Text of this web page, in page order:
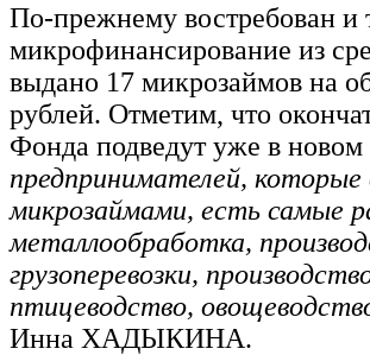
По-прежнему востребован и
микрофинансирование из
выдано 17 микрозаймов на
рублей. Отметим, что
Фонда подведут уже в новом
предпринимателей, которые
микрозаймами, есть самые
металлообработка,
грузоперевозки,
птицеводство,
Инна ХАДЫКИНА.